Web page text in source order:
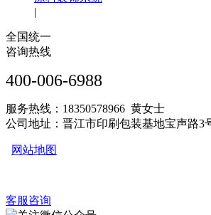
|
全国统一
咨询热线
400-006-6988
服务热线：18350578966 黄女士
公司地址：晋江市印刷包装基地宝声路3
网站地图
客服咨询